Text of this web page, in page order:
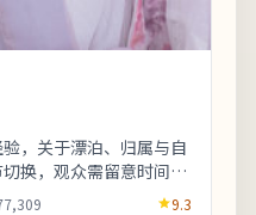
，关于漂泊、归属与自
换，观众需留意时间标
属正常现象，建议亲 9.3